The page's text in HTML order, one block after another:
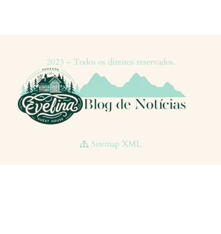
2023 – Todos os direitos reservados.
Sitemap XML